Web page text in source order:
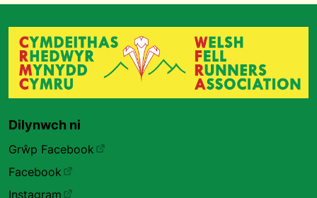
Dilynwch ni
Grŵp Facebook
Facebook
Instagram